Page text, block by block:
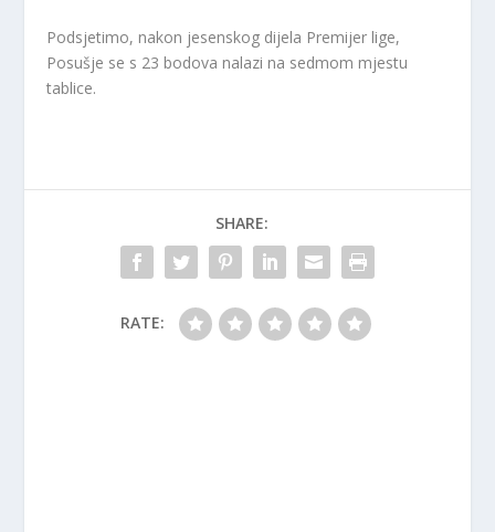
Podsjetimo, nakon jesenskog dijela Premijer lige,
Posušje se s 23 bodova nalazi na sedmom mjestu
tablice.
SHARE:
RATE: